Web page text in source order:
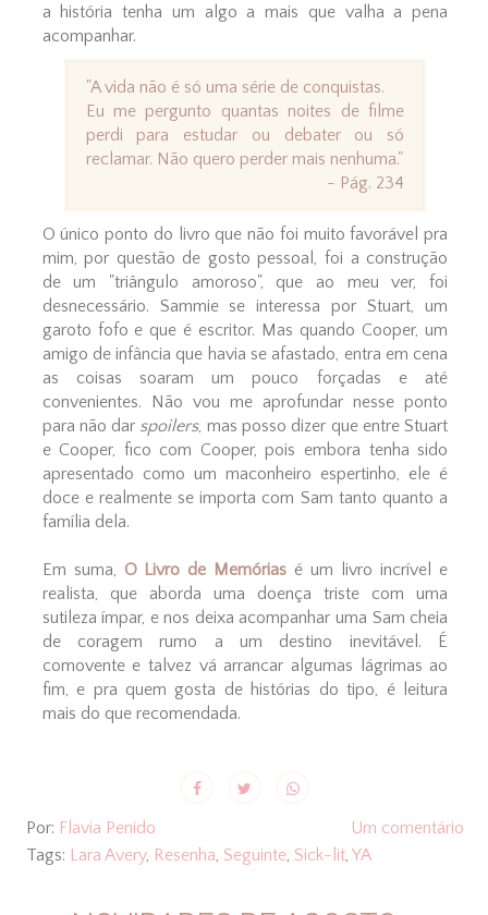
a história tenha um algo a mais que valha a pena
acompanhar.
"A vida não é só uma série de conquistas.
Eu me pergunto quantas noites de filme
perdi para estudar ou debater ou só
reclamar. Não quero perder mais nenhuma."
- Pág. 234
O único ponto do livro que não foi muito favorável pra
mim, por questão de gosto pessoal, foi a construção
de um "triângulo amoroso", que ao meu ver, foi
desnecessário. Sammie se interessa por Stuart, um
garoto fofo e que é escritor. Mas quando Cooper, um
amigo de infância que havia se afastado, entra em cena
as coisas soaram um pouco forçadas e até
convenientes. Não vou me aprofundar nesse ponto
para não dar spoilers, mas posso dizer que entre Stuart
e Cooper, fico com Cooper, pois embora tenha sido
apresentado como um maconheiro espertinho, ele é
doce e realmente se importa com Sam tanto quanto a
família dela.
Em suma, O Livro de Memórias é um livro incrível e
realista, que aborda uma doença triste com uma
sutileza ímpar, e nos deixa acompanhar uma Sam cheia
de coragem rumo a um destino inevitável. É
comovente e talvez vá arrancar algumas lágrimas ao
fim, e pra quem gosta de histórias do tipo, é leitura
mais do que recomendada.
Por: Flavia Penido
Um comentário
Tags: Lara Avery, Resenha, Seguinte, Sick-lit, YA